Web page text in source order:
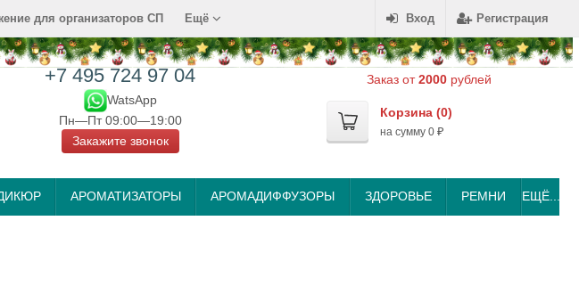
Вход Регистрация
для организаторов СП Ещё
+7 495 724 97 04
WatsApp
Пн—Пт 09:00—19:00
Закажите звонок
Заказ от2000 рублей
Корзина (0)
на сумму 0 ₽
АРОМАТИЗАТОРЫ АРОМАДИФФУЗОРЫ ЗДОРОВЬЕ РЕМНИ ЕЩЁ...